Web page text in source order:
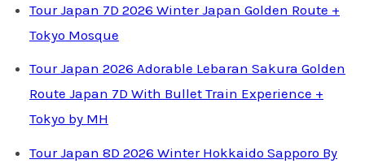
Tour Japan 7D 2026 Winter Japan Golden Route +
Tokyo Mosque
Tour Japan 2026 Adorable Lebaran Sakura Golden
Route Japan 7D With Bullet Train Experience +
Tokyo by MH
Tour Japan 8D 2026 Winter Hokkaido Sapporo By